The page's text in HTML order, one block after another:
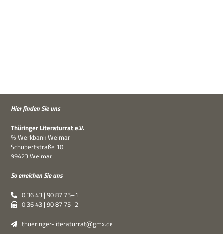
Hier fin­den Sie uns
Thü­rin­ger Lite­ra­tur­rat e.V.
℅ Werk­bank Weimar
Schu­bert­straße 10
99423 Weimar
So errei­chen Sie uns
0 36 43 | 90 87 75–1
0 36 43 | 90 87 75–2
thueringer-literaturrat@gmx.de